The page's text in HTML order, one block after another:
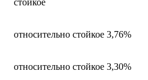
относительно стойкое 3,76%
относительно стойкое 3,30%